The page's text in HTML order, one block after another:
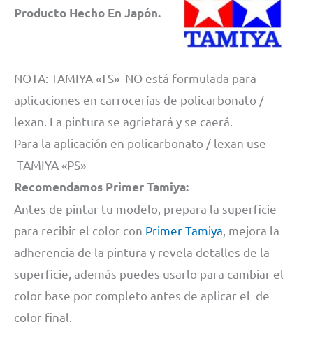
Producto Hecho En Japón.
NOTA: TAMIYA «TS» NO está formulada para
aplicaciones en carrocerías de policarbonato /
lexan. La pintura se agrietará y se caerá.
Para la aplicación en policarbonato / lexan use
TAMIYA «PS»
Recomendamos Primer Tamiya:
Antes de pintar tu modelo, prepara la superficie
para recibir el color con Primer Tamiya , mejora la
adherencia de la pintura y revela detalles de la
superficie, además puedes usarlo para cambiar el
color base por completo antes de aplicar el de
color final.